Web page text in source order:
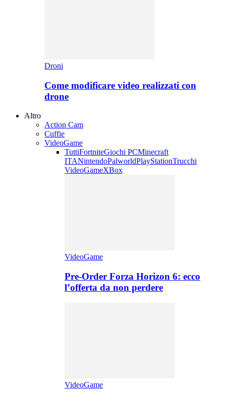
Droni
Come modificare video realizzati con
drone
Altro
Action Cam
Cuffie
VideoGame
TuttiFortniteGiochi PCMinecraft
ITANintendoPalworldPlayStationTrucchi
VideoGameXBox
VideoGame
Pre-Order Forza Horizon 6: ecco
l’offerta da non perdere
VideoGame